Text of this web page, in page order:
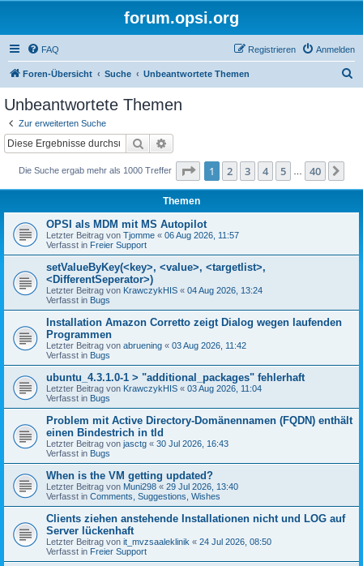
forum.opsi.org
FAQ Anmelden
Registrieren
Foren-Übersicht Suche Unbeantwortete Themen
Unbeantwortete Themen
Zur erweiterten Suche
Suche
Die Suche ergab mehr als 1000 Treffer Seite 1von 40
1 2 3 4 5 40
Themen
OPSI als MDM mit MS Autopilot
Letzter Beitrag von Tjomme « 06 Aug 2026, 11:57
Verfasst in Freier Support
setValueByKey(<key>, <value>, <targetlist>,
<DifferentSeperator>)
Letzter Beitrag von KrawczykHIS « 04 Aug 2026, 13:24
Verfasst in Bugs
Installation Amazon Corretto zeigt Dialog wegen laufenden
Programmen
Letzter Beitrag von abruening « 03 Aug 2026, 11:42
Verfasst in Bugs
ubuntu_4.3.1.0-1 > "additional_packages" fehlerhaft
Letzter Beitrag von KrawczykHIS « 03 Aug 2026, 11:04
Verfasst in Bugs
Problem mit Active Directory-Domänennamen (FQDN) enthält
einen Bindestrich in tld
Letzter Beitrag von jasctg « 30 Jul 2026, 16:43
Verfasst in Bugs
When is the VM getting updated?
Letzter Beitrag von Muni298 « 29 Jul 2026, 13:40
Verfasst in Comments, Suggestions, Wishes
Clients ziehen anstehende Installationen nicht und LOG auf
Server lückenhaft
Letzter Beitrag von it_mvzsaaleklinik « 24 Jul 2026, 08:50
Verfasst in Freier Support